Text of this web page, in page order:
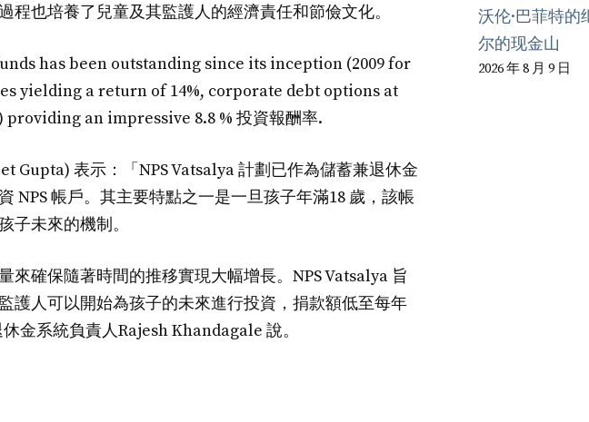
也培養了兒童及其監護人的經濟責任和節儉文化。
has been outstanding since its inception (2009 for
yielding a return of 14%, corporate debt options at
an impressive 8.8 % 投資報酬率.
Gupta) 表示：「NPS Vatsalya 計劃已作為儲蓄兼退休金
NPS 帳戶。其主要特點之一是一旦孩子年滿18 歲，該帳
子未來的機制。
來確保隨著時間的推移實現大幅增長。NPS Vatsalya 旨
護人可以開始為孩子的未來進行投資，捐款額低至每年
金系統負責人Rajesh Khandagale 說。
沃伦·巴菲特
尔的现金山
2026 年 8 月 9 日